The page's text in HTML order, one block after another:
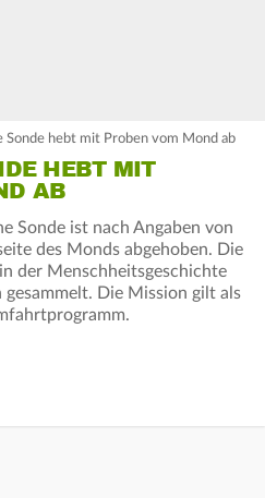
Sonde hebt mit Proben vom Mond ab
HEBT MIT
AB
Sonde ist nach Angaben von
des Monds abgehoben. Die
der Menschheitsgeschichte
Die Mission gilt als